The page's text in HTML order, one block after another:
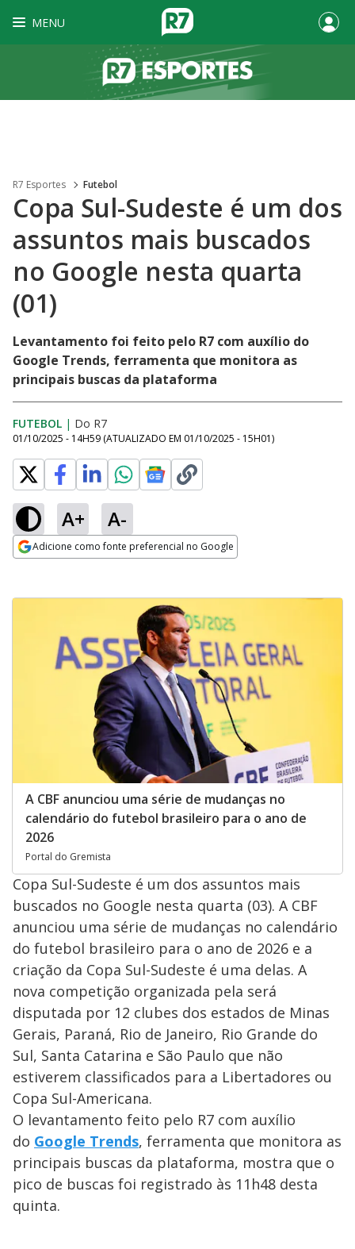
MENU
R7 Esportes Futebol
Copa Sul-Sudeste é um dos
assuntos mais buscados
no Google nesta quarta
(01)
Levantamento foi feito pelo R7 com auxílio do
Google Trends, ferramenta que monitora as
principais buscas da plataforma
FUTEBOL | Do R7
01/10/2025 - 14H59 (ATUALIZADO EM 01/10/2025 - 15H01)
A+ A-
Adicione como fonte preferencial no Google
A CBF anunciou uma série de mudanças no
calendário do futebol brasileiro para o ano de
2026
Portal do Gremista
Copa Sul-Sudeste é um dos assuntos mais
buscados no Google nesta quarta (03). A CBF
anunciou uma série de mudanças no calendário
do futebol brasileiro para o ano de 2026 e a
criação da Copa Sul-Sudeste é uma delas. A
nova competição organizada pela será
disputada por 12 clubes dos estados de Minas
Gerais, Paraná, Rio de Janeiro, Rio Grande do
Sul, Santa Catarina e São Paulo que não
estiverem classificados para a Libertadores ou
Copa Sul-Americana.
O levantamento feito pelo R7 com auxílio
do Google Trends, ferramenta que monitora as
principais buscas da plataforma, mostra que o
pico de buscas foi registrado às 11h48 desta
quinta.